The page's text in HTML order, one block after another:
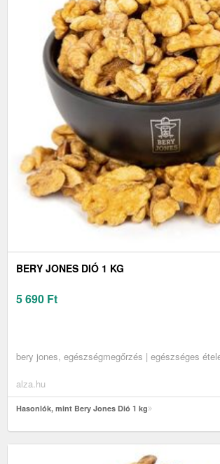
BERY JONES DIÓ 1 KG
5 690 Ft
bery jones, egészségmegőrzés | egészséges
alza.hu
Hasonlók, mint Bery Jones Dió 1 kg